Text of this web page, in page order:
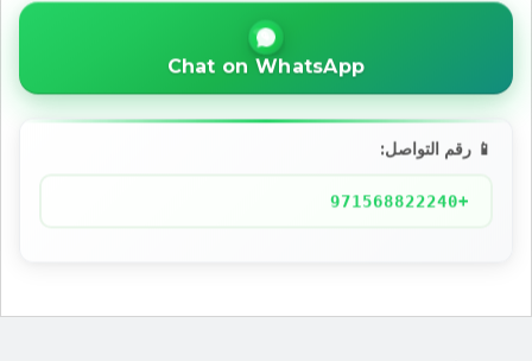
Chat on WhatsApp
📱 رقم التواصل:
+971568822240